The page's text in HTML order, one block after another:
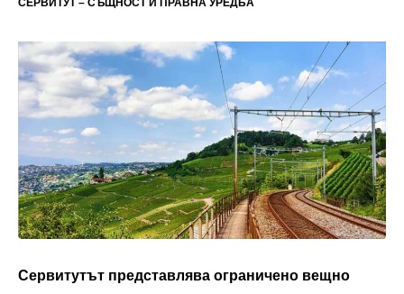
СЕРВИТУТ – СЪЩНОСТ И ПРАВНА УРЕДБА
Сервитутът представлява ограничено вещно